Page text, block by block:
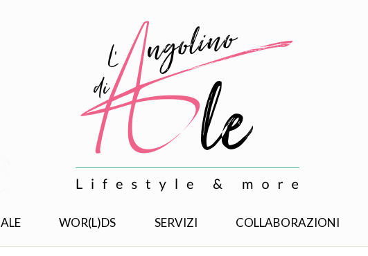
ALE WOR(L)DS SERVIZI COLLABORAZIONI